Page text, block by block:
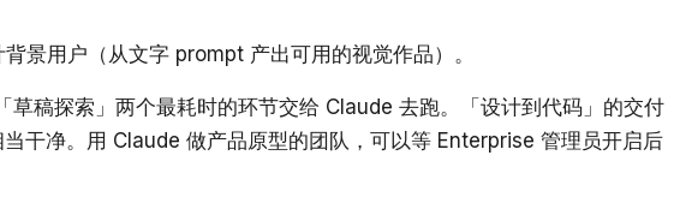
景用户（从文字 prompt 产出可用的视觉作品）。
稿探索」两个最耗时的环节交给 Claude 去跑。「设计到代码」的交付
净。用 Claude 做产品原型的团队，可以等 Enterprise 管理员开启后